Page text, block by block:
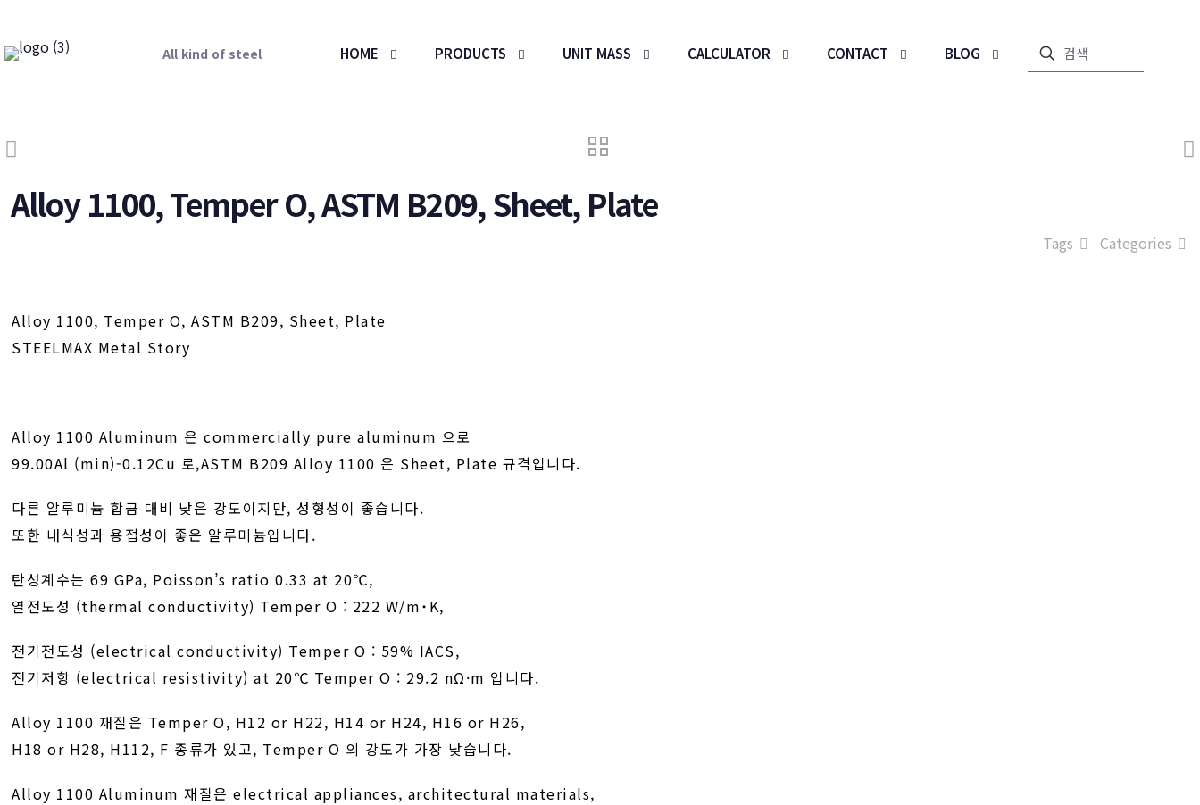
All kind of steel HOME PRODUCTS UNIT MASS CALCULATOR CONTACT BLOG
Alloy 1100, Temper O, ASTM B209, Sheet, Plate
Categories
Tags
Alloy 1100, Temper O, ASTM B209, Sheet, Plate
STEELMAX Metal Story
Alloy 1100 Aluminum 은 commercially pure aluminum 으로
99.00Al (min)-0.12Cu 로,ASTM B209 Alloy 1100 은 Sheet, Plate 규격입니다.
다른 알루미늄 합금 대비 낮은 강도이지만, 성형성이 좋습니다.
또한 내식성과 용접성이 좋은 알루미늄입니다.
탄성계수는 69 GPa, Poisson’s ratio 0.33 at 20℃,
열전도성 (thermal conductivity) Temper O : 222 W/m˙K,
전기전도성 (electrical conductivity) Temper O : 59% IACS,
전기저항 (electrical resistivity) at 20℃ Temper O : 29.2 nΩ·m 입니다.
Alloy 1100 재질은 Temper O, H12 or H22, H14 or H24, H16 or H26,
H18 or H28, H112, F 종류가 있고, Temper O 의 강도가 가장 낮습니다.
Alloy 1100 Aluminum 재질은 electrical appliances, architectural materials,